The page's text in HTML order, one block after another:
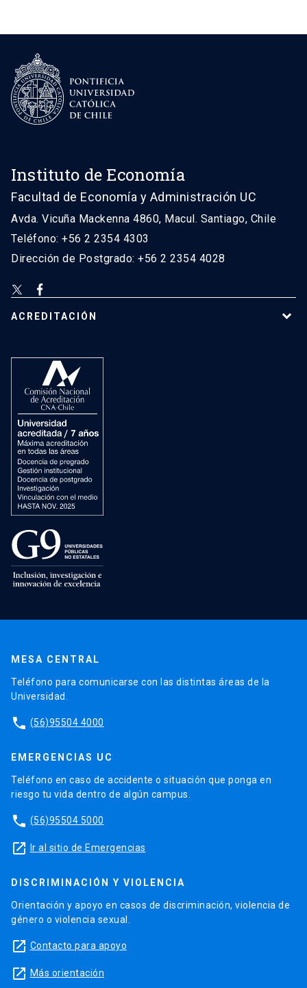
Instituto de Economía
Facultad de Economía y Administración UC
Avda. Vicuña Mackenna 4860, Macul. Santiago, Chile
Teléfono: +56 2 2354 4303
Dirección de Postgrado: +56 2 2354 4028
ACREDITACIÓN
MESA CENTRAL
Teléfono para comunicarse con las distintas áreas de la
Universidad.
phone (56)95504 4000
EMERGENCIAS UC
Teléfono en caso de accidente o situación que ponga en
riesgo tu vida dentro de algún campus.
phone (56)95504 5000
launch Ir al sitio de Emergencias
DISCRIMINACIÓN Y VIOLENCIA
Orientación y apoyo en casos de discriminación, violencia de
género o violencia sexual.
launch Contacto para apoyo
launch Más orientación